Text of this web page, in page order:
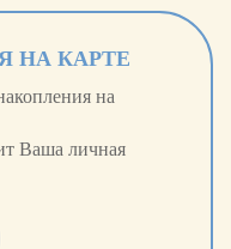
НА КАРТЕ
на
Ваша личная